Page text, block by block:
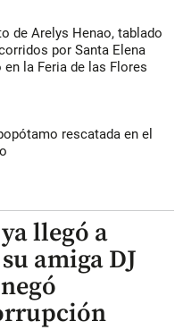
de Arelys Henao, tablado
por Santa Elena
la Feria de las Flores
rescatada en el
llegó a
amiga DJ